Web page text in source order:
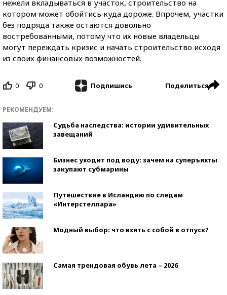
нежели вкладываться в участок, строительство на
котором может обойтись куда дороже. Впрочем, участки
без подряда также остаются довольно
востребованными, потому что их новые владельцы
могут переждать кризис и начать строительство исходя
из своих финансовых возможностей.
0 0 Подпишись Поделиться
РЕКОМЕНДУЕМ:
Судьба наследства: истории удивительных
завещаний
Бизнес уходит под воду: зачем на суперъяхты
закупают субмарины
Путешествие в Исландию по следам
«Интерстеллара»
Модный выбор: что взять с собой в отпуск?
Самая трендовая обувь лета – 2026